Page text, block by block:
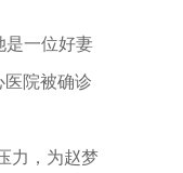
是一位好妻
院被确诊
力，为赵梦